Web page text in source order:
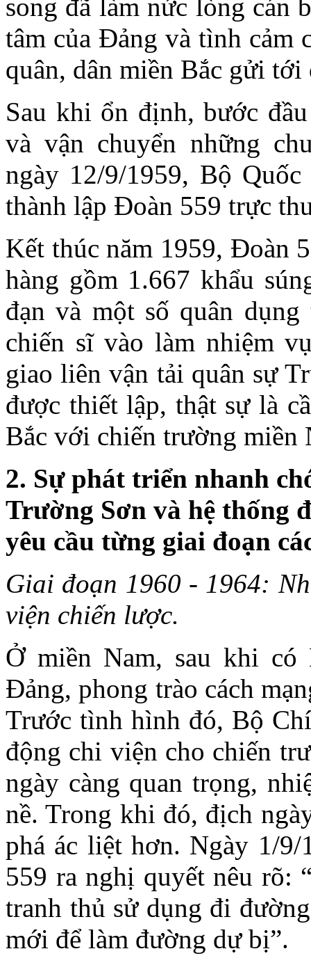
song đã làm nức lòng cán
tâm của Đảng và tình cảm
quân, dân miền Bắc gửi
Sau khi ổn định, bước
và vận chuyển những
ngày 12/9/1959, Bộ
thành lập Đoàn 559 trực
Kết thúc năm 1959, Đoàn
hàng gồm 1.667 khẩu
đạn và một số quân
chiến sĩ vào làm nhiệm
giao liên vận tải quân sự
được thiết lập, thật sự là
Bắc với chiến trường miền
2. Sự phát triển nhanh
Trường Sơn và hệ thống
yêu cầu từng giai đoạn
Giai đoạn 1960 - 1964:
viện chiến lược.
Ở miền Nam, sau khi
Đảng, phong trào cách
Trước tình hình đó, Bộ
động chi viện cho chiến
ngày càng quan trọng,
nề. Trong khi đó, địch
phá ác liệt hơn. Ngày 1/
559 ra nghị quyết nêu rõ:
tranh thủ sử dụng đi
mới để làm đường dự bị”.